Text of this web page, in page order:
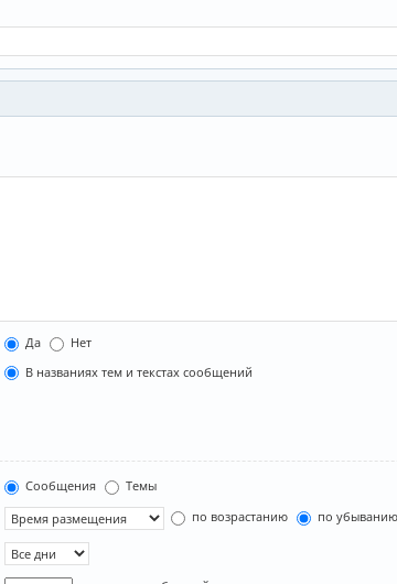
Да
Нет
В названиях тем и текстах сообщений
Сообщения
Темы
по возрастанию по убыванию